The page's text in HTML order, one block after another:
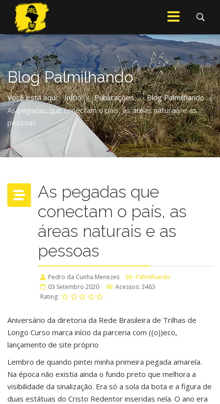
Blog Palmilhando
Você está aqui: Início / Publicações / Blog Palmilhando /
As pegadas que conectam o país, as áreas naturais e as
pessoas
As pegadas que
conectam o país, as
áreas naturais e as
pessoas
Pedro da Cunha Menezes
Palmilhando
03 Setembro 2020
Acessos: 3463
Rating:
Aniversário da diretoria da Rede Brasileira de Trilhas de
Longo Curso marca início da parceria com ((o))eco,
lançamento de site próprio
Lembro de quando pintei minha primeira pegada amarela.
Na época não existia ainda o fundo preto que melhora a
visibilidade da sinalização. Era só a sola da bota e a figura de
duas estátuas do Cristo Redentor inseridas nela. O ano era